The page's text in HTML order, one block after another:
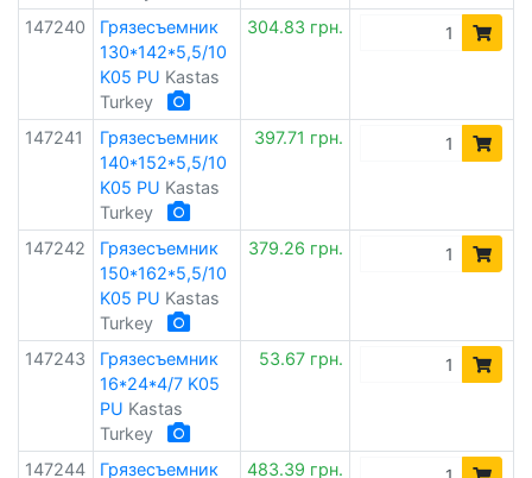
147240
Грязесъемник
130*142*5,5/10
K05 PU Kastas
Turkey
304.83 грн.
147241
Грязесъемник
140*152*5,5/10
K05 PU Kastas
Turkey
397.71 грн.
147242
Грязесъемник
150*162*5,5/10
K05 PU Kastas
Turkey
379.26 грн.
147243
Грязесъемник
16*24*4/7 K05
PU Kastas
Turkey
53.67 грн.
147244
Грязесъемник
483.39 грн.